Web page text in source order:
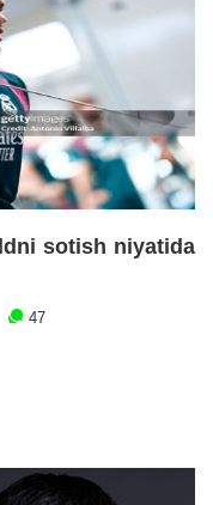
sotish niyatida
47